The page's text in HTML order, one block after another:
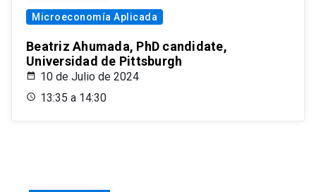
Microeconomía Aplicada
Beatriz Ahumada, PhD candidate,
Universidad de Pittsburgh
10 de Julio de 2024
13:35 a 14:30